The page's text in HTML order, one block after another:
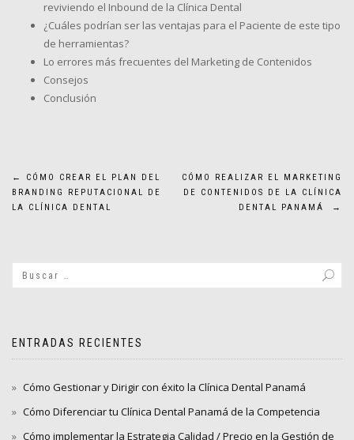
reviviendo el Inbound de la Clínica Dental
¿Cuáles podrían ser las ventajas para el Paciente de este tipo
de herramientas?
Lo errores más frecuentes del Marketing de Contenidos
Consejos
Conclusión
Navegación
de
←
CÓMO CREAR EL PLAN DEL
BRANDING REPUTACIONAL DE
LA CLÍNICA DENTAL
CÓMO REALIZAR EL MARKETING
DE CONTENIDOS DE LA CLÍNICA
DENTAL PANAMÁ
→
ENTRADAS RECIENTES
Cómo Gestionar y Dirigir con éxito la Clínica Dental Panamá
Cómo Diferenciar tu Clínica Dental Panamá de la Competencia
Cómo implementar la Estrategia Calidad / Precio en la Gestión de